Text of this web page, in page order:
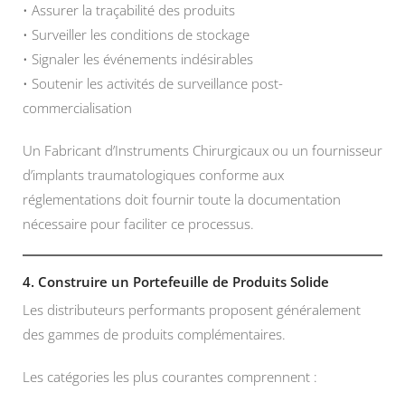
• Assurer la traçabilité des produits
• Surveiller les conditions de stockage
• Signaler les événements indésirables
• Soutenir les activités de surveillance post-
commercialisation
Un Fabricant d’Instruments Chirurgicaux ou un fournisseur
d’implants traumatologiques conforme aux
réglementations doit fournir toute la documentation
nécessaire pour faciliter ce processus.
4. Construire un Portefeuille de Produits Solide
Les distributeurs performants proposent généralement
des gammes de produits complémentaires.
Les catégories les plus courantes comprennent :